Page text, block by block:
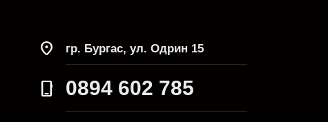
location_on гр. Бургас, ул. Одрин 15
phone_iphone 0894 602 785